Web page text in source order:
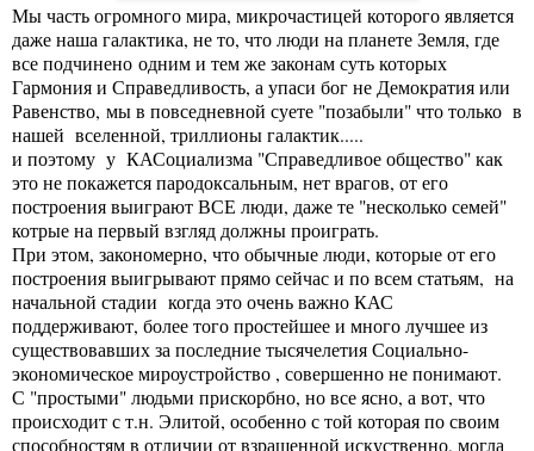
Мы часть огромного мира, микрочастицей которого является
даже наша галактика, не то, что люди на планете Земля, где
все подчинено одним и тем же законам суть которых
Гармония и Справедливость, а упаси бог не Демократия или
Равенство, мы в повседневной суете "позабыли" что только в
нашей вселенной, триллионы галактик.....
и поэтому у КАСоциализма "Справедливое общество" как
это не покажется пародоксальным, нет врагов, от его
построения выиграют ВСЕ люди, даже те "несколько семей"
котрые на первый взгляд должны проиграть.
При этом, закономерно, что обычные люди, которые от его
построения выигрывают прямо сейчас и по всем статьям, на
начальной стадии когда это очень важно КАС
поддерживают, более того простейшее и много лучшее из
существовавших за последние тысячелетия Социально-
экономическое мироустройство , совершенно не понимают.
С "простыми" людьми прискорбно, но все ясно, а вот, что
происходит с т.н. Элитой, особенно с той которая по своим
способностям в отличии от взращенной искуственно, могла